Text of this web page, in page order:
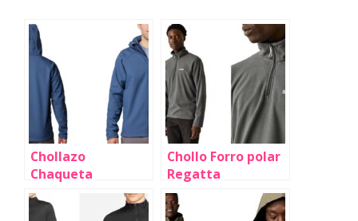
Chollazo
Chaqueta
softshell
Columbia Cascade
Chollo Forro polar
Regatta
Thompson para
hombre por sólo